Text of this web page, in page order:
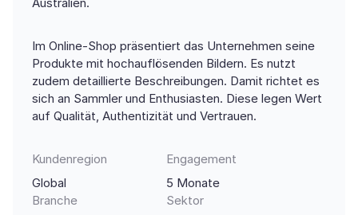
Im Online-Shop präsentiert das Unternehmen seine
Produkte mit hochauflösenden Bildern. Es nutzt
zudem detaillierte Beschreibungen. Damit richtet es
sich an Sammler und Enthusiasten. Diese legen Wert
auf Qualität, Authentizität und Vertrauen.
Kundenregion
Global
Engagement
5 Monate
Branche
Sektor